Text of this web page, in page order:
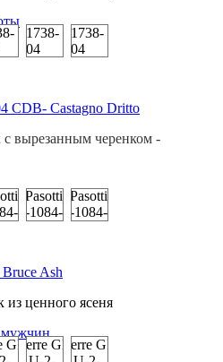
CDB- Castagno Dritto
вырезанным черенком -
Ash
из ценного ясеня